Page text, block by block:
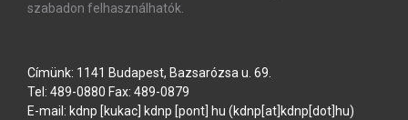
szabadon felhasználhatók.
Címünk: 1141 Budapest, Bazsarózsa u. 69.
Tel: 489-0880 Fax: 489-0879
E-mail: kdnp [kukac] kdnp [pont] hu (kdnp[at]kdnp[dot]hu)